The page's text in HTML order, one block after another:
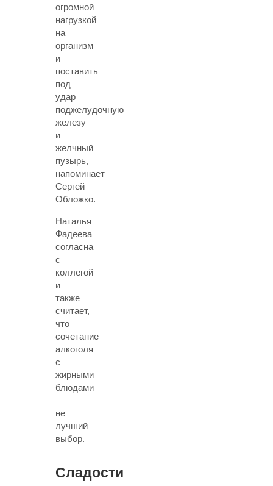
огромной
нагрузкой
на
организм
и
поставить
под
удар
поджелудочную
железу
и
желчный
пузырь,
напоминает
Сергей
Обложко.
Наталья
Фадеева
согласна
с
коллегой
и
также
считает,
что
сочетание
алкоголя
с
жирными
блюдами
—
не
лучший
выбор.
Сладости